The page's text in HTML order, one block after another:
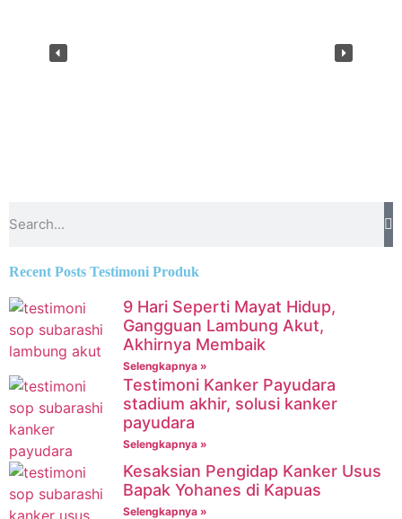
Recent Posts Testimoni Produk
9 Hari Seperti Mayat Hidup,
Gangguan Lambung Akut,
Akhirnya Membaik
Selengkapnya »
Testimoni Kanker Payudara
stadium akhir, solusi kanker
payudara
Selengkapnya »
Kesaksian Pengidap Kanker Usus
Bapak Yohanes di Kapuas
Selengkapnya »